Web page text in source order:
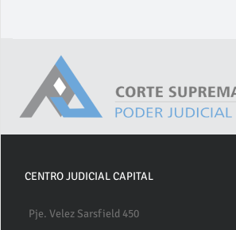
CENTRO JUDICIAL CAPITAL
Pje. Velez Sarsfield 450